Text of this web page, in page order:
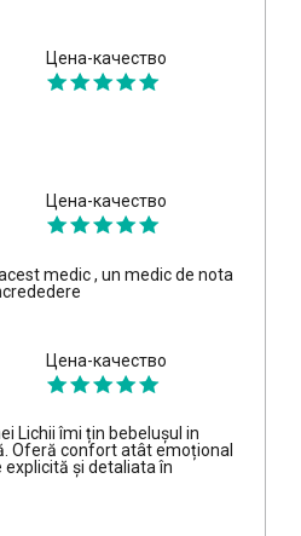
Цена-качество
Цена-качество
medic , un medic de nota
Цена-качество
Lichii îmi țin bebelușul in
Oferă confort atât emoțional
și detaliata în